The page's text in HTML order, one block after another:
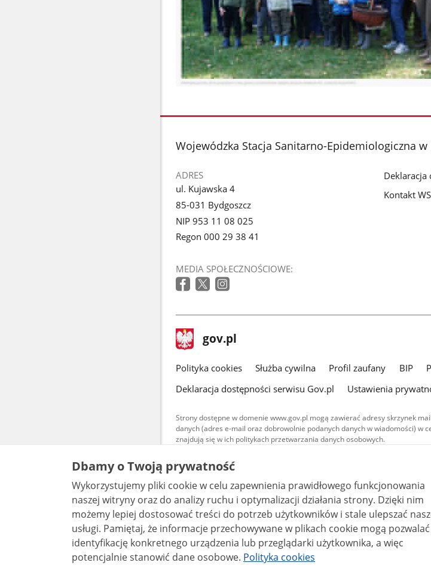
stopka
Wojewódzka Stacja Sanitarno-Epidemiologiczna w
ADRES
ul. Kujawska 4
85-031 Bydgoszcz
NIP 953 11 08 025
Regon 000 29 38 41
MEDIA SPOŁECZNOŚCIOWE:
Deklaracja
Kontakt
stopka
gov.pl Strona
gov.pl
gov.pl
Polityka cookies Służba cywilna Profil zaufany BIP
Deklaracja dostępności serwisu Gov.pl
Ustawienia
Strony dostępne w domenie www.gov.pl mogą zawierać adresy skrzynek
danych (adres e-mail oraz dobrowolnie podanych danych w wiadomości) w
znajdują się w ich politykach przetwarzania danych osobowych.
Treści tekstowe publikowane w serwisie (z wyłączeniem treści
udostępniane na licencji typu Creative Commons: uznanie
warunkach 4.0 (CC BY-SA 4.0). Materiały audiowizualne, w
są udostępniane na licencji typu Creative Commons: uznanie
bez utworów zależnych 4.0 (CC BY-NC-ND 4.0), o ile nie jest to
Dbamy o Twoją prywatność
Wykorzystujemy pliki cookie w celu zapewnienia prawidłowego funkcjonowania
naszej witryny oraz do analizy ruchu i optymalizacji działania strony. Dzięki nim
możemy lepiej dostosować treści do potrzeb użytkowników i stale ulepszać
usługi. Pamiętaj, że informacje przechowywane w plikach cookie mogą pozwalać na
identyfikację konkretnego urządzenia lub przeglądarki użytkownika, a więc
potencjalnie stanowić dane osobowe. Polityka cookies